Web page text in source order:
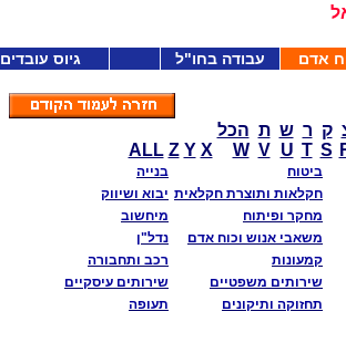
אדם עבודה בחו"ל גיוס עובדים
ק ר ש ת הכל
S
T
U
V
W
X
Y
Z
ALL
ביטוח
בנייה
חקלאות ותוצרת חקלאית יבוא ושיווק
מחקר ופיתוח
מיחשוב
משאבי אנוש וכוח אדם
נדל"ן
קמעונות
רכב ותחבורה
שירותים משפטיים
שירותים עיסקיים
תחזוקה ותיקונים
תעופה